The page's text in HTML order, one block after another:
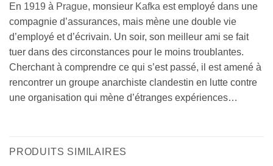
En 1919 à Prague, monsieur Kafka est employé dans une
compagnie d’assurances, mais mène une double vie
d’employé et d’écrivain. Un soir, son meilleur ami se fait
tuer dans des circonstances pour le moins troublantes.
Cherchant à comprendre ce qui s’est passé, il est amené à
rencontrer un groupe anarchiste clandestin en lutte contre
une organisation qui mène d’étranges expériences…
PRODUITS SIMILAIRES